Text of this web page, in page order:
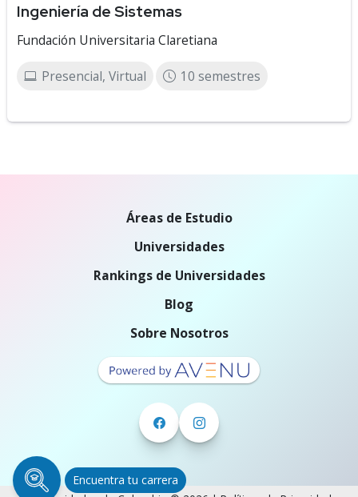
Ingeniería de Sistemas
Fundación Universitaria Claretiana
Presencial, Virtual 10 semestres
Encuentra tu carrera
Áreas de Estudio
Universidades
Rankings de Universidades
Blog
Sobre Nosotros